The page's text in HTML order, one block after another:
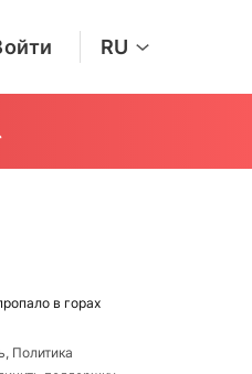
RU
в горах
Политика